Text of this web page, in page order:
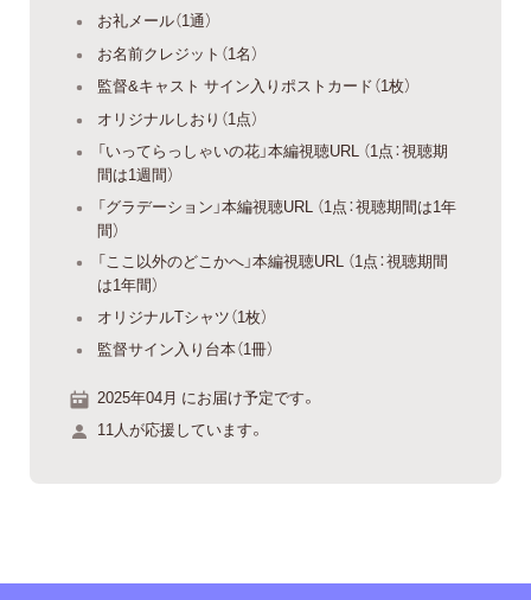
お礼メール（1通）
お名前クレジット（1名）
監督&キャスト サイン入りポストカード（1枚）
オリジナルしおり（1点）
「いってらっしゃいの花」本編視聴URL （1点：視聴期
間は1週間）
「グラデーション」本編視聴URL （1点：視聴期間は1年
間）
「ここ以外のどこかへ」本編視聴URL （1点：視聴期間
は1年間）
オリジナルTシャツ（1枚）
監督サイン入り台本（1冊）
2025年04月 にお届け予定です。
11人が応援しています。